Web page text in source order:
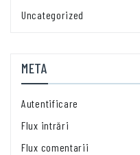
Uncategorized
META
Autentificare
Flux intrări
Flux comentarii